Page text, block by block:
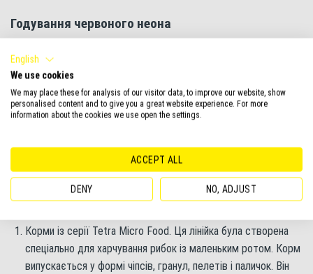
Годування червоного неона
дрібних ракоподібних, хробаків та інших безхребетних.
При домашньому утриманні рибки чудово поїдають якісні сухі
корми. Від живих і заморожених кормів краще відмовитись,
акваріума. При годуванні необхідно враховувати, що рот у
неонів невеликий, тому корм має бути відповідного розміру.
Хорошим вибором стануть:
Корми із серії Tetra Micro Food. Ця лінійка була створена
спеціально для харчування рибок із маленьким ротом. Корм
випускається у формі чіпсів, гранул, пелетів і паличок. Він
English
We use cookies
We may place these for analysis of our visitor data, to improve our website, show
personalised content and to give you a great website experience. For more
information about the cookies we use open the settings.
ACCEPT ALL
DENY NO, ADJUST